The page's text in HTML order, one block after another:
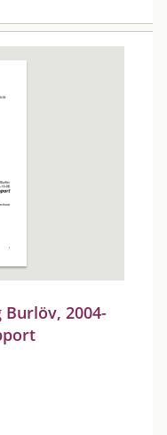
2004-